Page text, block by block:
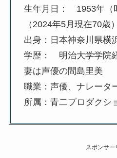
生年月日： 1953年（
（2024年5月現在70歳）
出身：日本神奈川県横
学歴： 明治大学学院
妻は声優の間島里美
職業：声優、ナレータ
所属：青二プロダクシ
スポンサー